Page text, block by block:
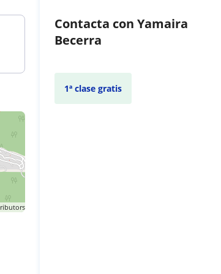
Contacta con Yamaira
Becerra
1ª clase gratis